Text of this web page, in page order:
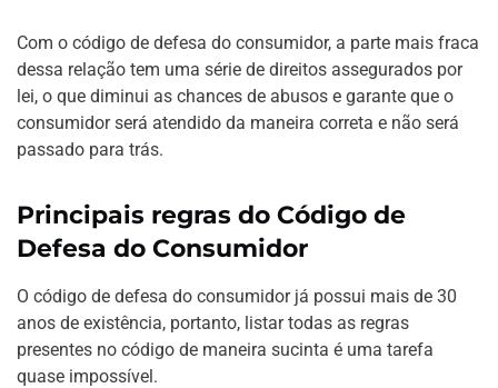
Com o código de defesa do consumidor, a parte mais fraca
dessa relação tem uma série de direitos assegurados por
lei, o que diminui as chances de abusos e garante que o
consumidor será atendido da maneira correta e não será
passado para trás.
Principais regras do Código de
Defesa do Consumidor
O código de defesa do consumidor já possui mais de 30
anos de existência, portanto, listar todas as regras
presentes no código de maneira sucinta é uma tarefa
quase impossível.